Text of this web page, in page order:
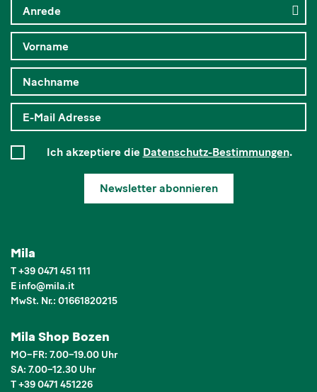
Ich akzeptiere die Datenschutz-Bestimmungen.
Newsletter abonnieren
Mila
T+39 0471 451 111
E info@mila.it
MwSt. Nr.: 01661820215
Mila Shop Bozen
MO–FR: 7.00–19.00 Uhr
SA: 7.00–12.30 Uhr
T +39 0471 451226